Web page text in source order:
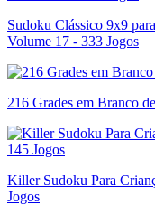
Sudoku Clássico 9x9
Volume 17 - 333 Jogos
216 Grades em Branco
Killer Sudoku Para
Jogos